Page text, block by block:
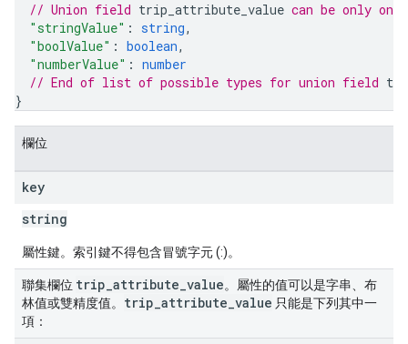
// Union field trip_attribute_value can be only
"stringValue" : string,
"boolValue" : boolean,
"numberValue" : number
// End of list of possible types for union field
}
欄位
key
string
屬性鍵。索引鍵不得包含冒號字元 (:)。
聯集欄位 trip attribute value。屬性的值可以是字串、布
林值或雙精度值。 trip attribute value 只能是下列其中一
項：